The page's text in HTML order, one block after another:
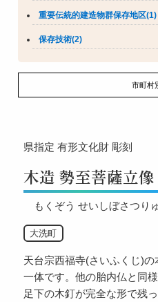
重要伝統的建造物群保存地区(1)
保存技術(2)
市町村
県指定 有形文化財 彫刻
木造 勢至菩薩立像
もくぞう せいしぼさつり
大洗町
天台宗西福寺(さいふくじ)
一体です。他の胎内仏と同
足下の木釘が完全な形で残っ